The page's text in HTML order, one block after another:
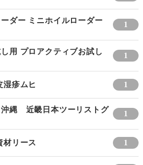
ダー ミニホイルローダー
1
用 プロアクティブお試し
1
湿疹ムヒ 1
沖縄 近畿日本ツーリストグ
1
材リース 1